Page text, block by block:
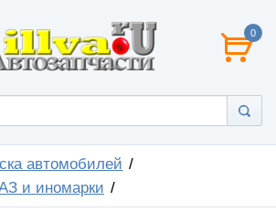
0
автомобилей
и иномарки